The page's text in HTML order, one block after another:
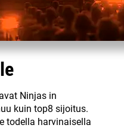
Ninjas in
kuin top8 sijoitus.
todella harvinaisella